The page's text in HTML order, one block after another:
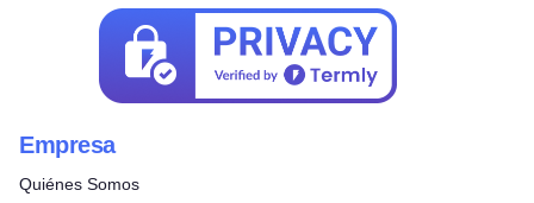
Empresa
Quiénes Somos